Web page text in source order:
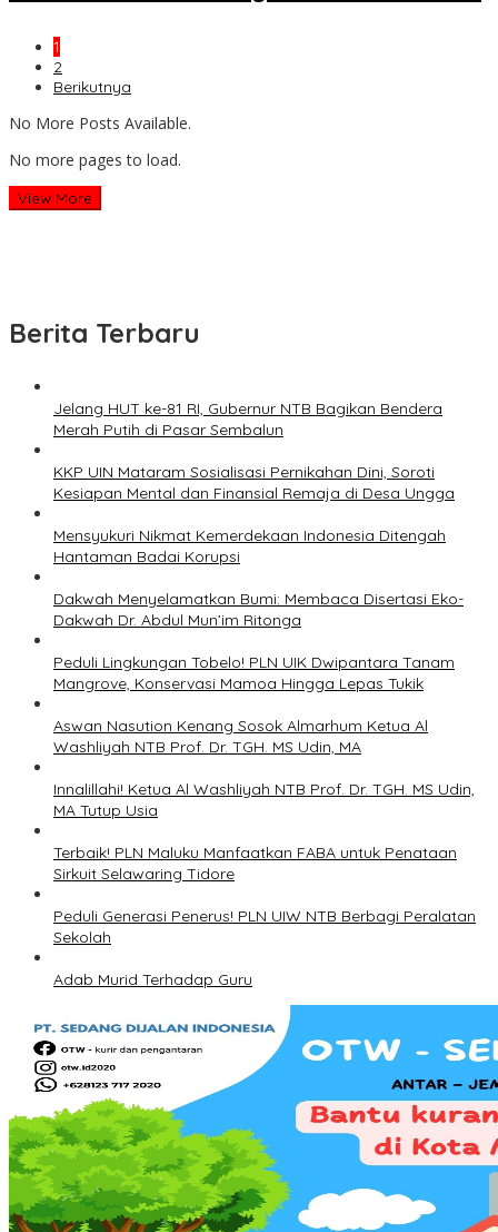
1
2
Berikutnya
No More Posts Available.
No more pages to load.
View More
Berita Terbaru
Jelang HUT ke-81 RI, Gubernur NTB Bagikan Bendera
Merah Putih di Pasar Sembalun
KKP UIN Mataram Sosialisasi Pernikahan Dini, Soroti
Kesiapan Mental dan Finansial Remaja di Desa Ungga
Mensyukuri Nikmat Kemerdekaan Indonesia Ditengah
Hantaman Badai Korupsi
Dakwah Menyelamatkan Bumi: Membaca Disertasi Eko-
Dakwah Dr. Abdul Mun’im Ritonga
Peduli Lingkungan Tobelo! PLN UIK Dwipantara Tanam
Mangrove, Konservasi Mamoa Hingga Lepas Tukik
Aswan Nasution Kenang Sosok Almarhum Ketua Al
Washliyah NTB Prof. Dr. TGH. MS Udin, MA
Innalillahi! Ketua Al Washliyah NTB Prof. Dr. TGH. MS Udin,
MA Tutup Usia
Terbaik! PLN Maluku Manfaatkan FABA untuk Penataan
Sirkuit Selawaring Tidore
Peduli Generasi Penerus! PLN UIW NTB Berbagi Peralatan
Sekolah
Adab Murid Terhadap Guru